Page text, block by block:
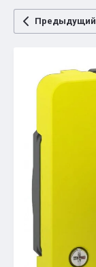
Предыдущий